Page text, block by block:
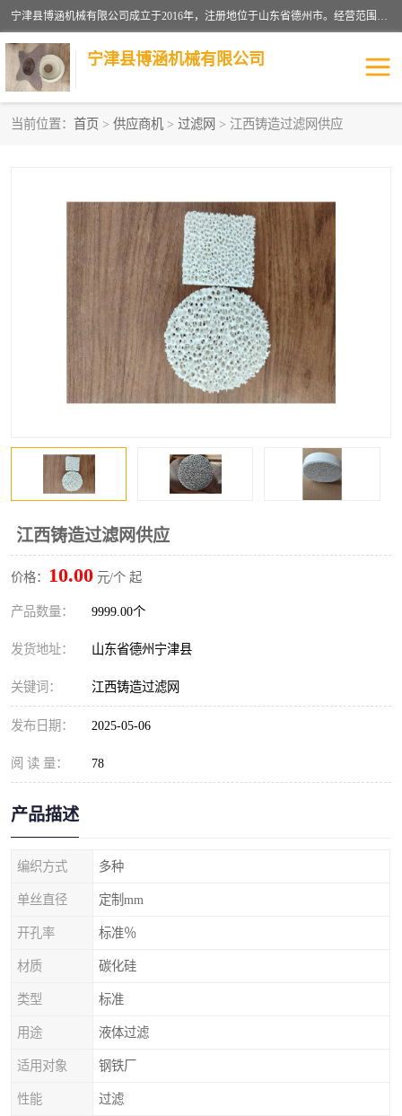
宁津县博涵机械有限公司成立于2016年，注册地位于山东省德州市。经营范围包括：机械设备研发、生产及销售，铸造用造型材料生产、销售，玻璃纤维及制品制造、销售，汽车零配件零售，机械零件、零部件加工，机械零件、零部件销售等；主要产品有：纤维过滤网,陶瓷过滤器,泡沫陶瓷过滤器,耐高温纤维过滤器,铸铁过滤器,铸铜过滤网,铸铝过滤网,铝轮毂过滤网,高效过滤网,高效陶瓷过滤网,高效纤维过滤网。
宁津县博涵机械有限公司
当前位置： 首页 > 供应商机 > 过滤网 > 江西铸造过滤网供应
江西铸造过滤网供应
价格： 10.00 元/个 起
产品数量： 9999.00个
发货地址： 山东省德州宁津县
关键词： 江西铸造过滤网
发布日期： 2025-05-06
阅 读 量： 78
产品描述
编织方式 多种
单丝直径 定制mm
开孔率 标准％
材质 碳化硅
类型 标准
用途 液体过滤
适用对象 钢铁厂
性能 过滤
纤维网 挡渣棉
避脏网